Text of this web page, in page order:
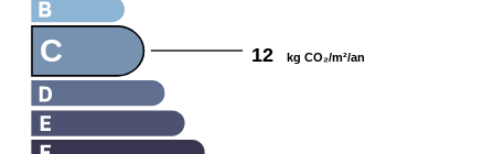
C 12 kg CO₂/m²/an